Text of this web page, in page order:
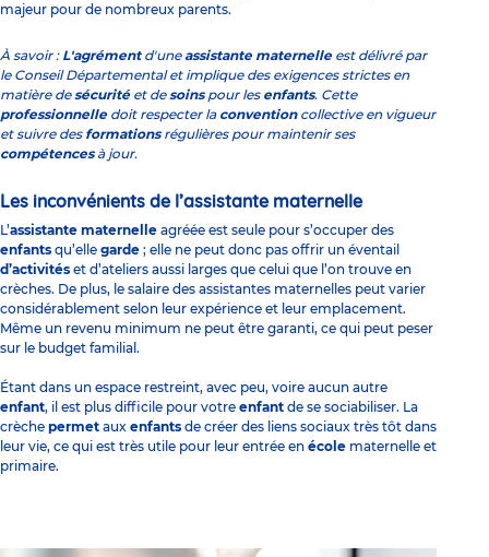
majeur pour de nombreux parents.
À savoir : L'agrément d'uneassistante maternelle est délivré par
le Conseil Départemental et implique des exigences strictes en
matière desécurité et desoinspour les enfants. Cette
professionnelle doit respecter la convention collective en vigueur
et suivre des formationsrégulières pour maintenir ses
compétencesà jour.
Les inconvénients de l’assistante maternelle
L’assistante maternelle agréée est seule pour s’occuper des
enfants qu’elle garde ; elle ne peut donc pas offrir un éventail
d’activités et d’ateliers aussi larges que celui que l’on trouve en
crèches. De plus, le salaire des assistantes maternelles peut varier
considérablement selon leur expérience et leur emplacement.
Même un revenu minimum ne peut être garanti, ce qui peut peser
sur le budget familial.
Étant dans un espace restreint, avec peu, voire aucun autre
enfant, il est plus difficile pour votre enfant de se sociabiliser. La
crèche permet aux enfants de créer des liens sociaux très tôt dans
leur vie, ce qui est très utile pour leur entrée en école maternelle et
primaire.